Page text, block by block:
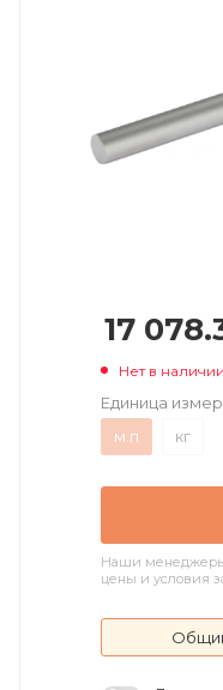
17
Нет в наличии
Единица
м.п
кг
Наши менеджеры
цены и условия